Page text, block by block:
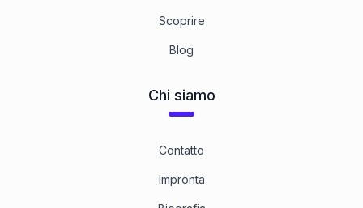
Scoprire
Blog
Chi siamo
Contatto
Impronta